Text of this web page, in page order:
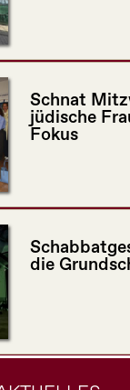
Schnat
jüdische
Fokus
die